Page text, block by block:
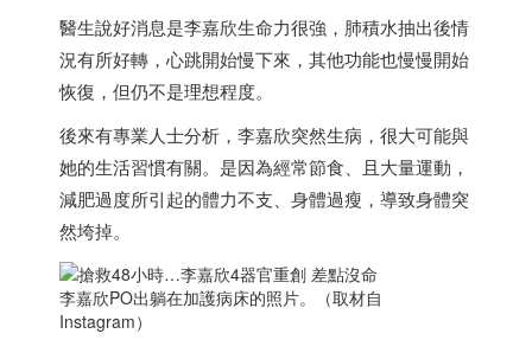
醫生說好消息是李嘉欣生命力很強，肺積水抽出後情
況有所好轉，心跳開始慢下來，其他功能也慢慢開始
恢復，但仍不是理想程度。
後來有專業人士分析，李嘉欣突然生病，很大可能與
她的生活習慣有關。是因為經常節食、且大量運動，
減肥過度所引起的體力不支、身體過瘦，導致身體突
然垮掉。
李嘉欣PO出躺在加護病床的照片。（取材自
Instagram）